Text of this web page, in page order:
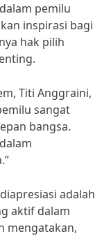
pemilu
inspirasi bagi
hak pilih
Titi Anggraini,
sangat
bangsa.
adalah
aktif dalam
mengatakan,